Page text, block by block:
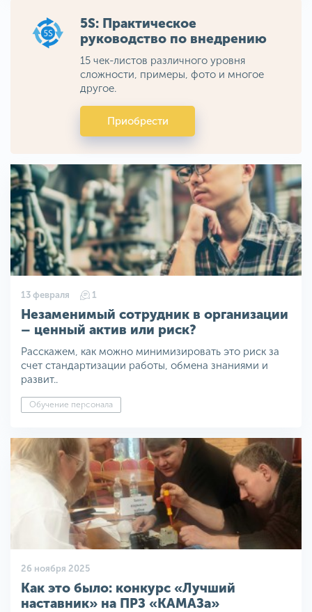
5S: Практическое
руководство по внедрению
15 чек-листов различного уровня
сложности, примеры, фото и многое
другое.
Приобрести
13 февраля 1
Незаменимый сотрудник в организации
– ценный актив или риск?
Расскажем, как можно минимизировать это риск за
счет стандартизации работы, обмена знаниями и
развит..
Обучение персонала
26 ноября 2025
Как это было: конкурс «Лучший
наставник» на ПРЗ «КАМАЗа»